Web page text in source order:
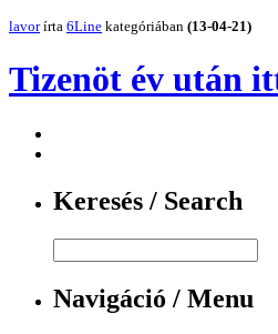
lavorírta 6Line kategóriában (13-04-21)
Tizenöt év után
Keresés / Search
Navigáció / Menu